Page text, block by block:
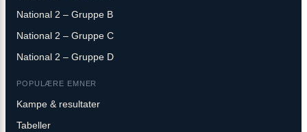
National 2 – Gruppe B
National 2 – Gruppe C
National 2 – Gruppe D
POPULÆRE EMNER
Kampe & resultater
Tabeller